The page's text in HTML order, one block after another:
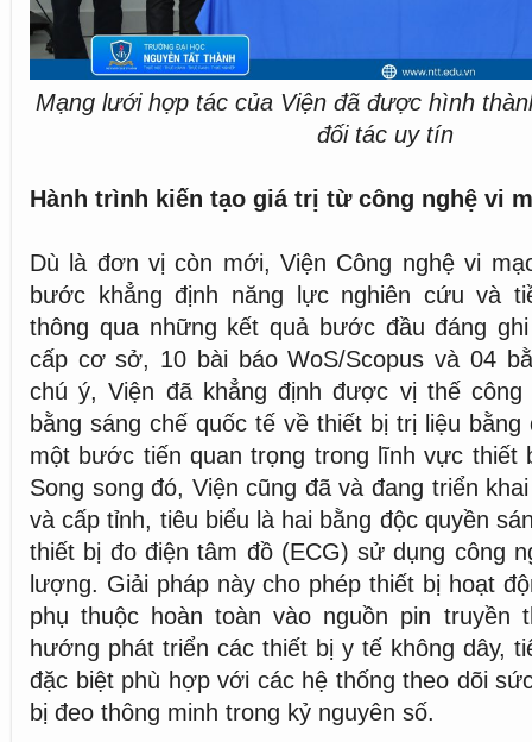
Mạng lưới hợp tác của Viện đã được hình
đối tác uy tín
Hành trình kiến tạo giá trị từ công nghệ vi
Dù là đơn vị còn mới, Viện Công nghệ vi
bước khẳng định năng lực nghiên cứu và
thông qua những kết quả bước đầu đáng
cấp cơ sở, 10 bài báo WoS/Scopus và 04
chú ý, Viện đã khẳng định được vị thế
bằng sáng chế quốc tế về thiết bị trị liệu
một bước tiến quan trọng trong lĩnh vực thiết
Song song đó, Viện cũng đã và đang triển
và cấp tỉnh, tiêu biểu là hai bằng độc quyền
thiết bị đo điện tâm đồ (ECG) sử dụng công
lượng. Giải pháp này cho phép thiết bị hoạt
phụ thuộc hoàn toàn vào nguồn pin truyền
hướng phát triển các thiết bị y tế không dây,
đặc biệt phù hợp với các hệ thống theo dõi
bị đeo thông minh trong kỷ nguyên số.